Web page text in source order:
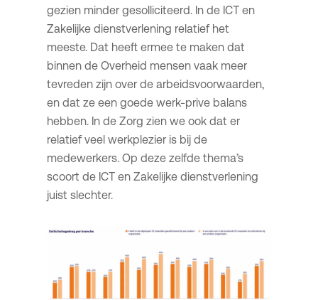
gezien minder gesolliciteerd. In de ICT en
Zakelijke dienstverlening relatief het
meeste. Dat heeft ermee te maken dat
binnen de Overheid mensen vaak meer
tevreden zijn over de arbeidsvoorwaarden,
en dat ze een goede werk-prive balans
hebben. In de Zorg zien we ook dat er
relatief veel werkplezier is bij de
medewerkers. Op deze zelfde thema’s
scoort de ICT en Zakelijke dienstverlening
juist slechter.